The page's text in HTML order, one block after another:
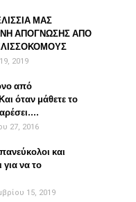
ΜΑΣ
ΑΠΟΓΝΩΣΗΣ ΑΠΟ
2019
από
όταν μάθετε το
27, 2016
και
για να το
15, 2019